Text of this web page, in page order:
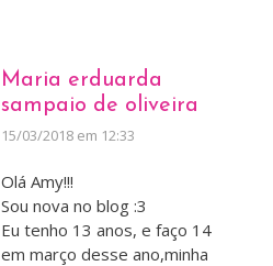
Maria erduarda
sampaio de oliveira
disse:
15/03/2018 em 12:33
Olá Amy!!!
Sou nova no blog :3
Eu tenho 13 anos, e faço 14
em março desse ano,minha